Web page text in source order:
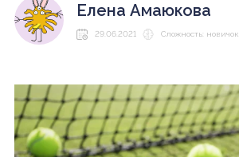
Елена Амаюкова
29.06.2021 Сложность: новичок